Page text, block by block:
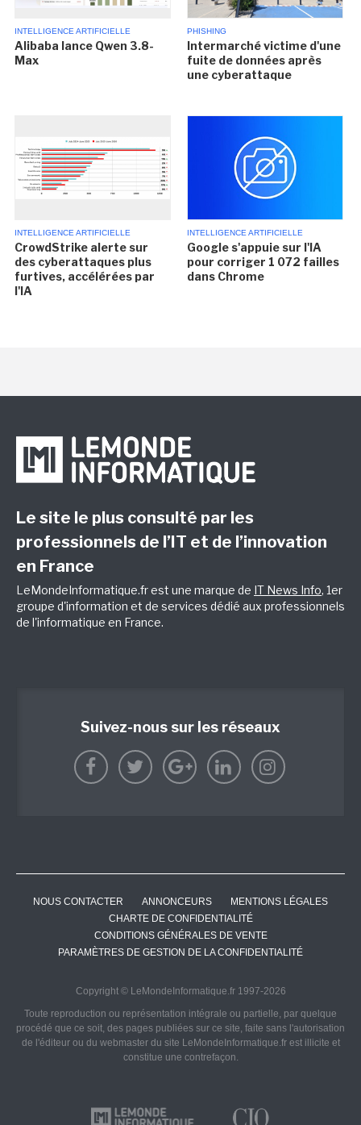
INTELLIGENCE ARTIFICIELLE
Alibaba lance Qwen 3.8-
Max
PHISHING
Intermarché victime d'une
fuite de données après
une cyberattaque
INTELLIGENCE ARTIFICIELLE
CrowdStrike alerte sur
des cyberattaques plus
furtives, accélérées par
l'IA
INTELLIGENCE ARTIFICIELLE
Google s'appuie sur l'IA
pour corriger 1 072 failles
dans Chrome
Le site le plus consulté par les
professionnels de l’IT et de l’innovation
en France
LeMondeInformatique.fr est une marque de IT News Info, 1er
groupe d'information et de services dédié aux professionnels
de l'informatique en France.
Suivez-nous sur les réseaux
NOUS CONTACTER ANNONCEURS
MENTIONS LÉGALES
CHARTE DE CONFIDENTIALITÉ
CONDITIONS GÉNÉRALES DE VENTE
PARAMÈTRES DE GESTION DE LA CONFIDENTIALITÉ
Copyright © LeMondeInformatique.fr 1997-2026
Toute reproduction ou représentation intégrale ou partielle, par quelque
procédé que ce soit, des pages publiées sur ce site, faite sans l'autorisation
de l'éditeur ou du webmaster du site LeMondeInformatique.fr est illicite et
constitue une contrefaçon.